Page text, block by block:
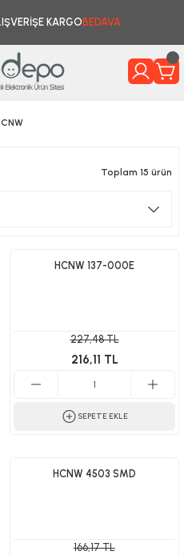
KARGO BEDAVA
Toplam 15 ürün
HCNW 137-000E
227,48 TL
216,11 TL
SEPETE EKLE
HCNW 4503 SMD
166,17 TL